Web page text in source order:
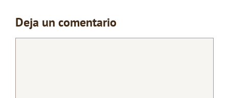
Deja un comentario